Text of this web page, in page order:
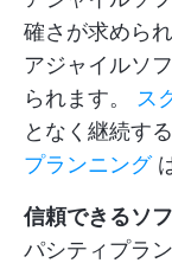
確さが求めら
アジャイルソ
られます。
ス
となく継続す
プランニング
信頼できるソ
パシティプラ